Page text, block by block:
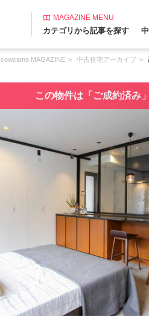
MAGAZINE MENU
カテゴリから記事を探す
cowcamo MAGAZINE 中古住宅アーカイブ
この物件は「ご成約済み